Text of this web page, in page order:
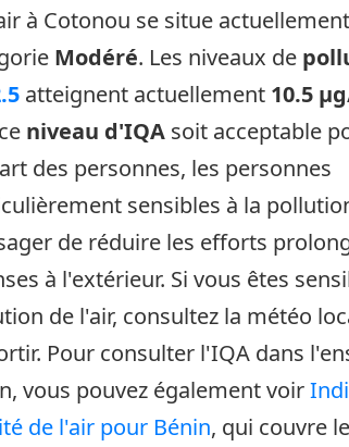
à Cotonou se situe
Modéré. Les niveaux de
atteignent actuellement 10.5
niveau d'IQA soit acceptable
des personnes, les personnes
sensibles à la
de réduire les efforts
à l'extérieur. Si vous êtes
de l'air, consultez la météo
Pour consulter l'IQA dans
vous pouvez également voir
de l'air pour Bénin, qui couvre